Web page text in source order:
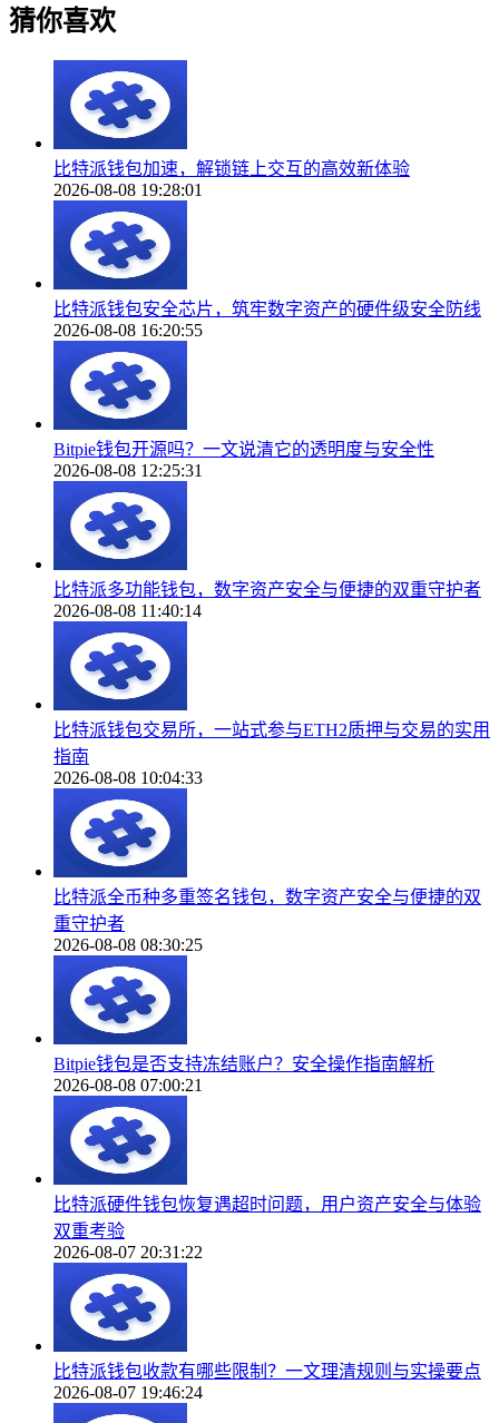
猜你喜欢
比特派钱包加速，解锁链上交互的高效新体验
2026-08-08 19:28:01
比特派钱包安全芯片，筑牢数字资产的硬件级安全防线
2026-08-08 16:20:55
Bitpie钱包开源吗？一文说清它的透明度与安全性
2026-08-08 12:25:31
比特派多功能钱包，数字资产安全与便捷的双重守护者
2026-08-08 11:40:14
比特派钱包交易所，一站式参与ETH2质押与交易的实用
指南
2026-08-08 10:04:33
比特派全币种多重签名钱包，数字资产安全与便捷的双
重守护者
2026-08-08 08:30:25
Bitpie钱包是否支持冻结账户？安全操作指南解析
2026-08-08 07:00:21
比特派硬件钱包恢复遇超时问题，用户资产安全与体验
双重考验
2026-08-07 20:31:22
比特派钱包收款有哪些限制？一文理清规则与实操要点
2026-08-07 19:46:24